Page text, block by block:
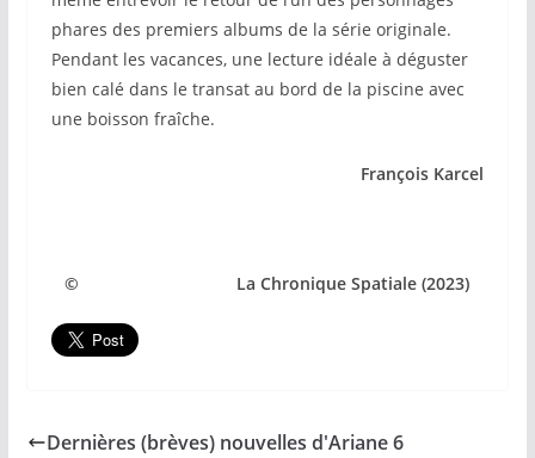
phares des premiers albums de la série originale.
Pendant les vacances, une lecture idéale à déguster
bien calé dans le transat au bord de la piscine avec
une boisson fraîche.
François Karcel
© La Chronique Spatiale (2023)
Dernières (brèves) nouvelles d'Ariane 6